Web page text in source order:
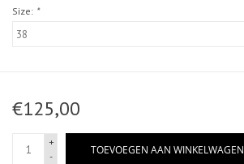
Size: *
€125,00
+
-
TOEVOEGEN AAN WINKELWAGEN